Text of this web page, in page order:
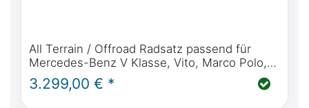
All Terrain / Offroad Radsatz passend für
Mercedes-Benz V Klasse, Vito, Marco Polo,
Horizon, Activity - Delta 4x4 Klassik B 18" /
235 /55/R18
3.299,00 € *